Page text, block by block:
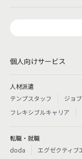
個人向けサービス
人材派遣
テンプスタッフ
ジョ
フレキシブルキャリア
転職・就職
doda
エグゼクティブ